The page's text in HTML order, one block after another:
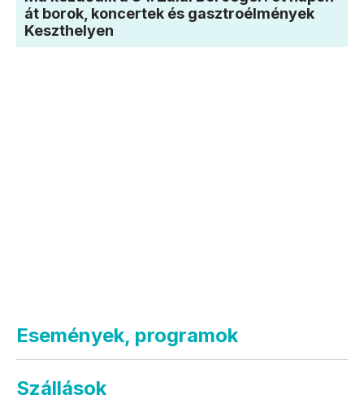
át borok, koncertek és gasztroélmények
Keszthelyen
Események, programok
Szállások